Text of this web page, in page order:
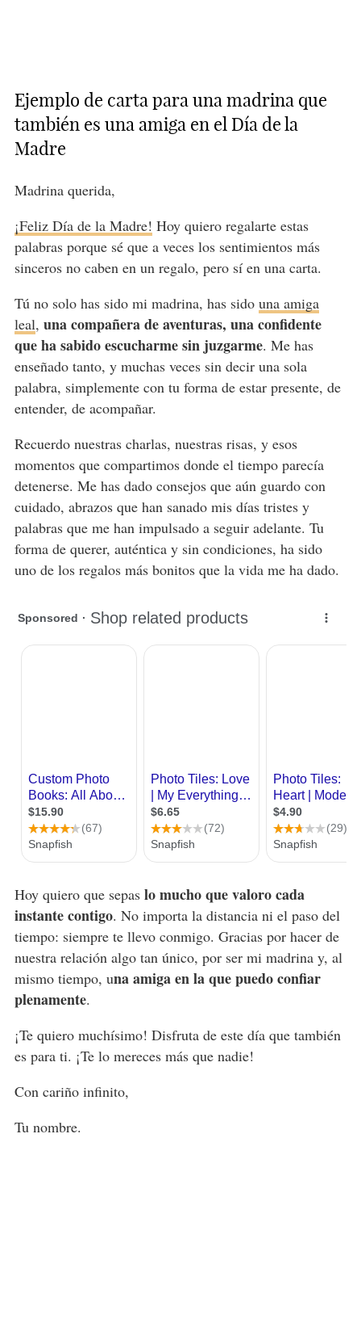
Ejemplo de carta para una madrina que
también es una amiga en el Día de la
Madre
Madrina querida,
¡Feliz Día de la Madre! Hoy quiero regalarte estas
palabras porque sé que a veces los sentimientos más
sinceros no caben en un regalo, pero sí en una carta.
Tú no solo has sido mi madrina, has sido una amiga
leal, una compañera de aventuras, una confidente
que ha sabido escucharme sin juzgarme. Me has
enseñado tanto, y muchas veces sin decir una sola
palabra, simplemente con tu forma de estar presente, de
entender, de acompañar.
Recuerdo nuestras charlas, nuestras risas, y esos
momentos que compartimos donde el tiempo parecía
detenerse. Me has dado consejos que aún guardo con
cuidado, abrazos que han sanado mis días tristes y
palabras que me han impulsado a seguir adelante. Tu
forma de querer, auténtica y sin condiciones, ha sido
uno de los regalos más bonitos que la vida me ha dado.
Hoy quiero que sepaslo mucho que valoro cada
instante contigo. No importa la distancia ni el paso del
tiempo: siempre te llevo conmigo. Gracias por hacer de
nuestra relación algo tan único, por ser mi madrina y, al
mismo tiempo, una amiga en la que puedo confiar
plenamente.
¡Te quiero muchísimo! Disfruta de este día que también
es para ti. ¡Te lo mereces más que nadie!
Con cariño infinito,
Tu nombre.